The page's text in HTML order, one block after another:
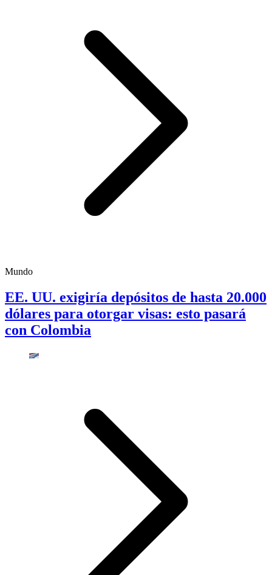
Mundo
EE. UU. exigiría depósitos de hasta 20.000
dólares para otorgar visas: esto pasará
con Colombia